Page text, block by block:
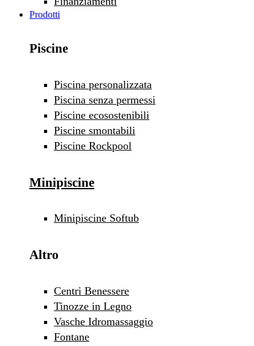
Prodotti
Piscine
Piscina personalizzata
Piscina senza permessi
Piscine ecosostenibili
Piscine smontabili
Piscine Rockpool
Minipiscine
Minipiscine Softub
Altro
Centri Benessere
Tinozze in Legno
Vasche Idromassaggio
Fontane